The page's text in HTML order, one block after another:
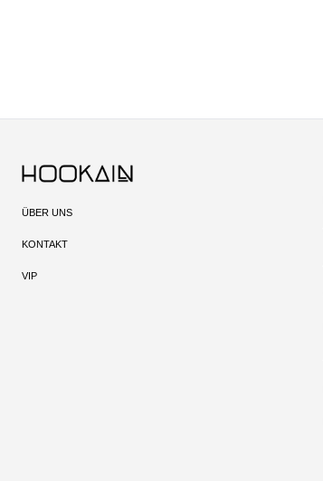
ÜBER UNS
KONTAKT
VIP